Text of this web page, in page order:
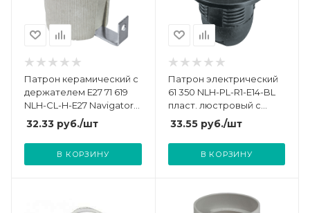
Патрон керамический с
держателем E27 71 619
NLH-CL-H-E27 Navigator
71619
32.33 руб./шт
В КОРЗИНУ
Патрон электрический
61 350 NLH-PL-R1-E14-BL
пласт. люстровый с
кольцом Navigator 61350
33.55руб./шт
В КОРЗИНУ